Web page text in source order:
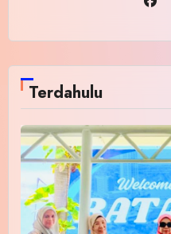
Terdahulu